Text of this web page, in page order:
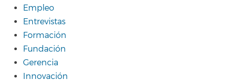
Empleo
Entrevistas
Formación
Fundación
Gerencia
Innovación